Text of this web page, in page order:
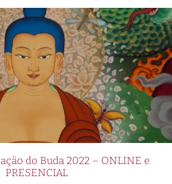
do Buda 2022 – ONLINE e
PRESENCIAL